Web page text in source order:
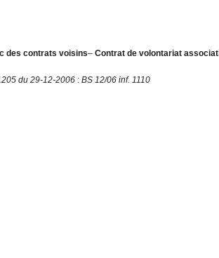
des contrats voisins– Contrat de volontariat
du 29-12-2006 : BS 12/06 inf. 1110